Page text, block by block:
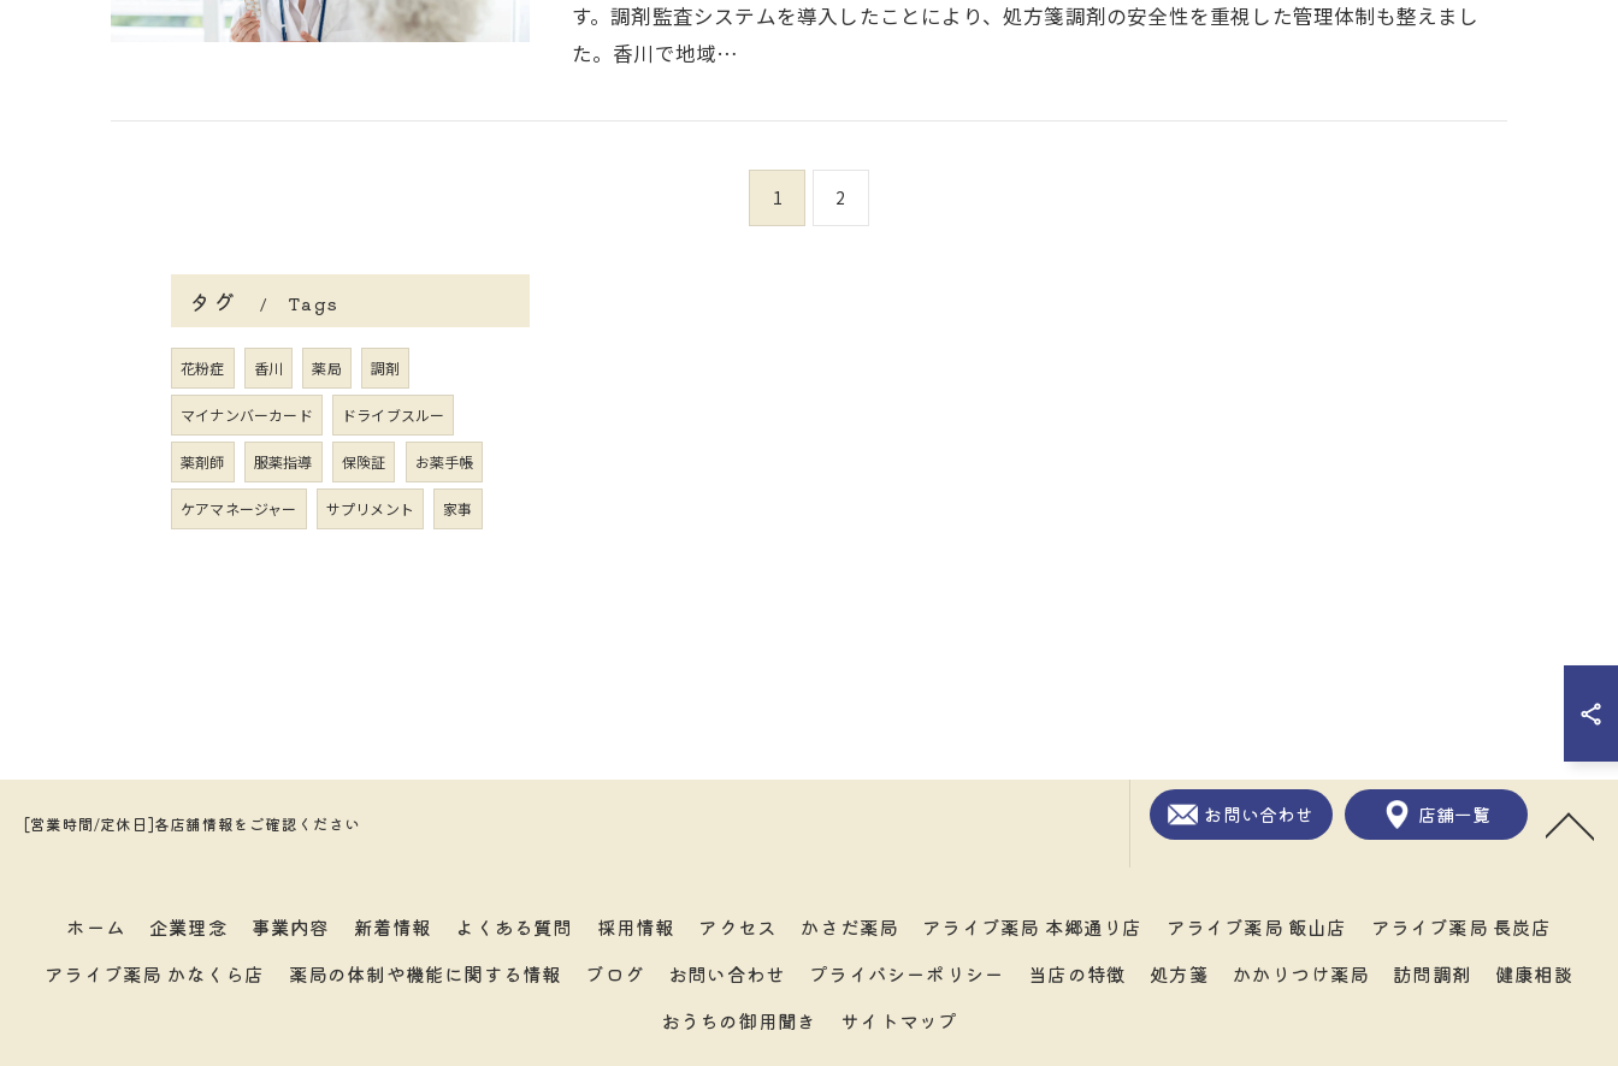
す。調剤監査システムを導入したことにより、処方箋調剤の安全性を重視した管理体制も整えまし
た。香川で地域…
1 2
タグ Tags
花粉症 香川 薬局 調剤
マイナンバーカード ドライブスルー
薬剤師 服薬指導 保険証 お薬手帳
ケアマネージャー サプリメント 家事
[営業時間/定休日]各店舗情報をご確認ください お問い合わせ 店舗一覧
ホーム 企業理念 事業内容 新着情報 よくある質問 採用情報 アクセス かさだ薬局 アライブ薬局 本郷通り店 アライブ薬局 飯山店
アライブ薬局 長炭店
アライブ薬局 かなくら店
薬局の体制や機能に関する情報 ブログ お問い合わせ プライバシーポリシー 当店の特徴 処方箋 かかりつけ薬局 訪問調剤
健康相談
おうちの御用聞き
サイトマップ